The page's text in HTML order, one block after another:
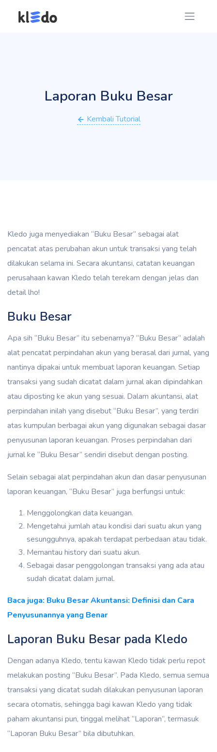
Laporan Buku Besar
Kembali Tutorial
Kledo juga menyediakan “Buku Besar” sebagai alat
pencatat atas perubahan akun untuk transaksi yang telah
dilakukan selama ini. Secara akuntansi, catatan keuangan
perusahaan kawan Kledo telah terekam dengan jelas dan
detail lho!
Buku Besar
Apa sih “Buku Besar” itu sebenarnya? “Buku Besar” adalah
alat pencatat perpindahan akun yang berasal dari jurnal, yang
nantinya dipakai untuk membuat laporan keuangan. Setiap
transaksi yang sudah dicatat dalam jurnal akan dipindahkan
atau diposting ke akun yang sesuai. Dalam akuntansi, alat
perpindahan inilah yang disebut “Buku Besar”, yang terdiri
atas kumpulan berbagai akun yang digunakan sebagai dasar
penyusunan laporan keuangan. Proses perpindahan dari
jurnal ke “Buku Besar” sendiri disebut dengan posting.
Selain sebagai alat perpindahan akun dan dasar penyusunan
laporan keuangan, “Buku Besar” juga berfungsi untuk:
Menggolongkan data keuangan.
Mengetahui jumlah atau kondisi dari suatu akun yang
sesungguhnya, apakah terdapat perbedaan atau tidak.
Memantau history dari suatu akun.
Sebagai dasar penggolongan transaksi yang ada atau
sudah dicatat dalam jurnal.
Baca juga: Buku Besar Akuntansi: Definisi dan Cara
Penyusunannya yang Benar
Laporan Buku Besar pada Kledo
Dengan adanya Kledo, tentu kawan Kledo tidak perlu repot
melakukan posting “Buku Besar”. Pada Kledo, semua semua
transaksi yang dicatat sudah dilakukan penyusunan laporan
secara otomatis, sehingga bagi kawan Kledo yang tidak
paham akuntansi pun, tinggal melihat “Laporan”, termasuk
“Laporan Buku Besar” bila dibutuhkan.